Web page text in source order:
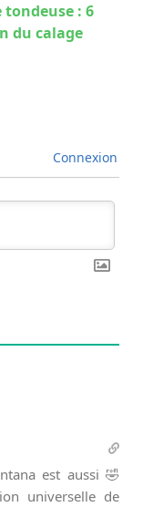
: 6
du calage
Connexion
est aussi 🤣
universelle de